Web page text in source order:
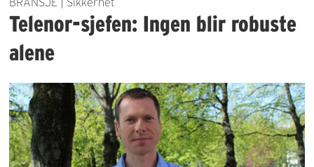
Telenor-sjefen: Ingen blir robuste
alene